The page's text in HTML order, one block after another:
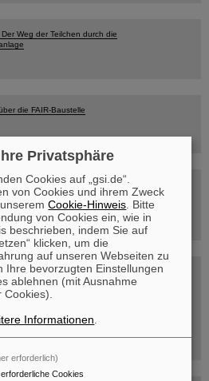
Der Weg der Teilchen durch die
die FAIR-Baustelle
von GSI/FAIR –
...hinter GSI und FAIR.
Privatsphäre
Cookies auf „gsi.de“.
von Cookies und ihrem Zweck
unseremCookie-Hinweis . Bitte
von Cookies ein, wie in
beschrieben, indem Sie auf
klicken, um die
auf unseren Webseiten zu
Ihre bevorzugten Einstellungen
ablehnen (mit Ausnahme
Informationen
erforderlich)
Cookies